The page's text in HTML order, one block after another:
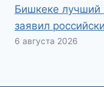
Бишкеке лучший
заявил
6 августа 2026